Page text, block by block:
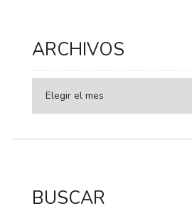
ARCHIVOS
BUSCAR